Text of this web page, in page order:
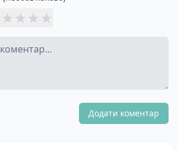
★ ★ ★ ★
Додати коментар